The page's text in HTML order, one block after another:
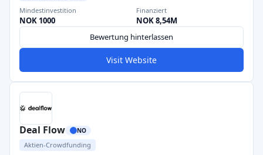
Mindestinvestition
NOK 1000
Finanziert
NOK 8,54M
Bewertung hinterlassen
Visit Website
Deal Flow NO
Aktien-Crowdfunding